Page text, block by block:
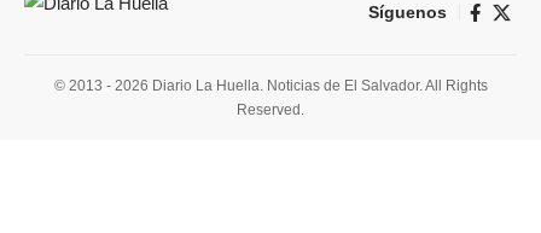
Síguenos
© 2013 - 2026 Diario La Huella. Noticias de El Salvador. All Rights
Reserved.